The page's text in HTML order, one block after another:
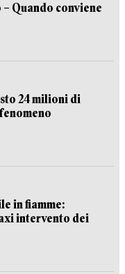
Quando conviene
24 milioni di
in fiamme:
intervento dei